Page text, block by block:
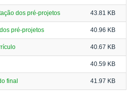
dos pré-projetos 43.81 KB
pré-projetos 40.96 KB
40.67 KB
40.59 KB
final 41.97 KB